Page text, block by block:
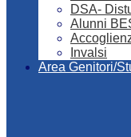
DSA-
Alunni
Invalsi
Area Genitori/